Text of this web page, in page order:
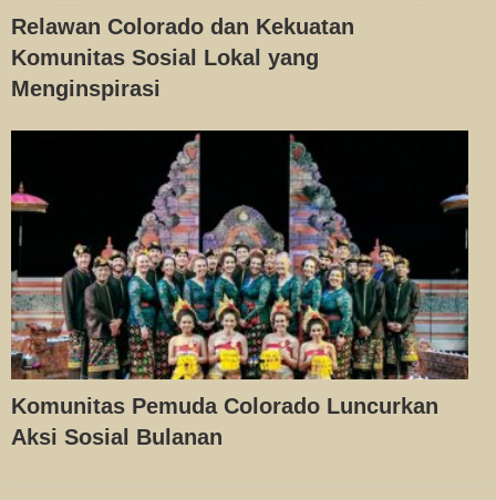
Relawan Colorado dan Kekuatan
Komunitas Sosial Lokal yang
Menginspirasi
Komunitas Pemuda Colorado Luncurkan
Aksi Sosial Bulanan